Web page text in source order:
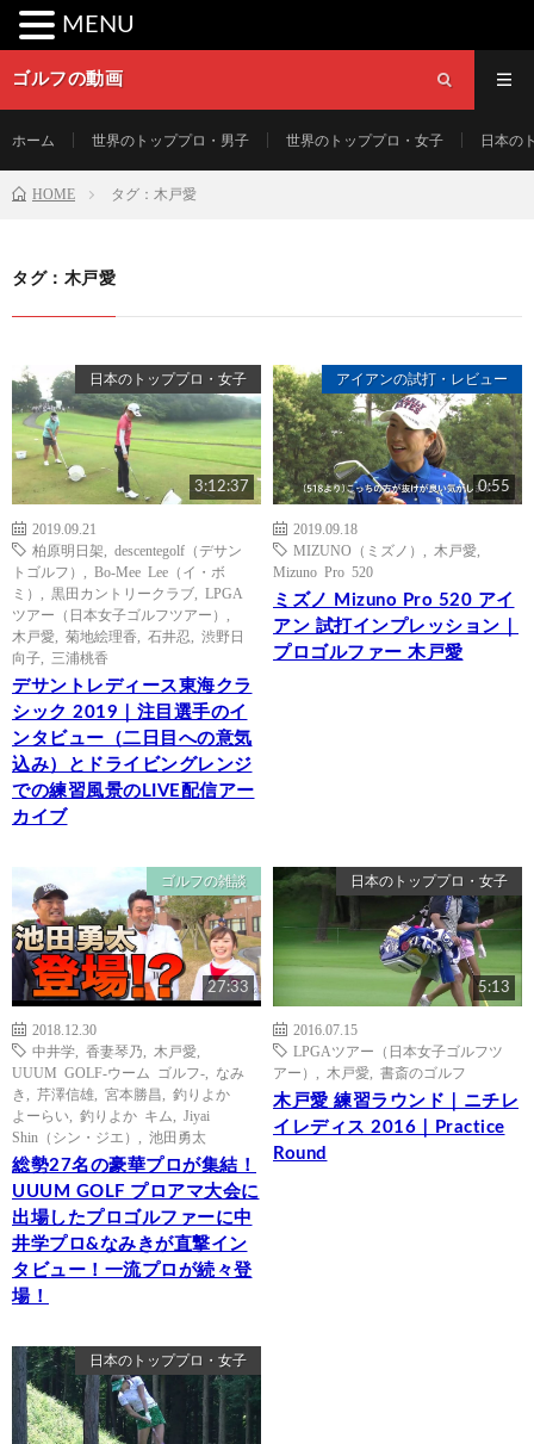
ゴルフの動画
ホーム 世界のトッププロ・男子 世界のトッププロ・女子 日本の
HOME タグ：木戸愛
タグ：木戸愛
日本のトッププロ・女子
3:12:37
2019.09.21
柏原明日架
descentegolf（デサン
トゴルフ）
Bo-Mee Lee（イ・ボ
ミ）
黒田カントリークラブ
LPGA
ツアー（日本女子ゴルフツアー）
木戸愛
菊地絵理香 石井忍
渋野日
向子
三浦桃香
デサントレディース東海クラ
シック 2019｜注目選手のイ
ンタビュー（二日目への意気
込み）とドライビングレンジ
での練習風景のLIVE配信アー
カイブ
アイアンの試打・レビュー
0:55
2019.09.18
MIZUNO（ミズノ）
木戸愛
Mizuno Pro 520
ミズノ Mizuno Pro 520 アイ
アン 試打インプレッション｜
プロゴルファー 木戸愛
ゴルフの雑談
27:33
2018.12.30
中井学
香妻琴乃 木戸愛
UUUM GOLF-ウーム ゴルフ-
なみ
き
芹澤信雄 宮本勝昌
釣りよか
よーらい
釣りよか キム
Jiyai
Shin（シン・ジエ）
池田勇太
総勢27名の豪華プロが集結！
UUUM GOLF プロアマ大会に
出場したプロゴルファーに中
井学プロ&なみきが直撃イン
タビュー！一流プロが続々登
場！
日本のトッププロ・女子
5:13
2016.07.15
LPGAツアー（日本女子ゴルフツ
アー）
木戸愛 書斎のゴルフ
木戸愛 練習ラウンド｜ニチレ
イレディス 2016｜Practice
Round
日本のトッププロ・女子
MENU